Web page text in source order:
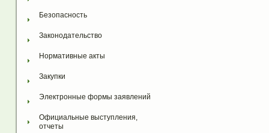
Безопасность
Законодательство
Нормативные акты
Закупки
Электронные формы заявлений
Официальные выступления,
отчеты